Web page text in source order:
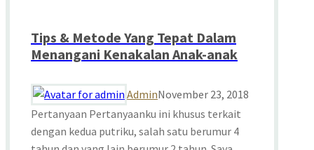
Tips & Metode Yang Tepat Dalam
Menangani Kenakalan Anak-anak
AdminNovember 23, 2018
Pertanyaan Pertanyaanku ini khusus terkait
dengan kedua putriku, salah satu berumur 4